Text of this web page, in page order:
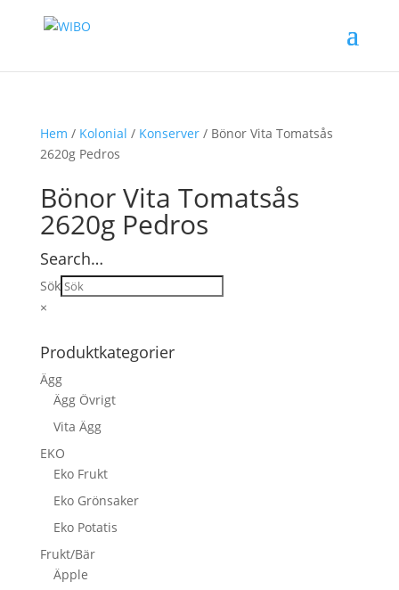
Hem / Kolonial / Konserver/ Bönor Vita Tomatsås
2620g Pedros
Bönor Vita Tomatsås
2620g Pedros
Search…
Sök
×
Produktkategorier
Ägg
Ägg Övrigt
Vita Ägg
EKO
Eko Frukt
Eko Grönsaker
Eko Potatis
Frukt/Bär
Äpple